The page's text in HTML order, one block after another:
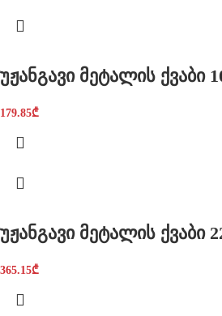
უჟანგავი მეტალის ქვაბი
179.85₾
უჟანგავი მეტალის ქვაბი
365.15₾